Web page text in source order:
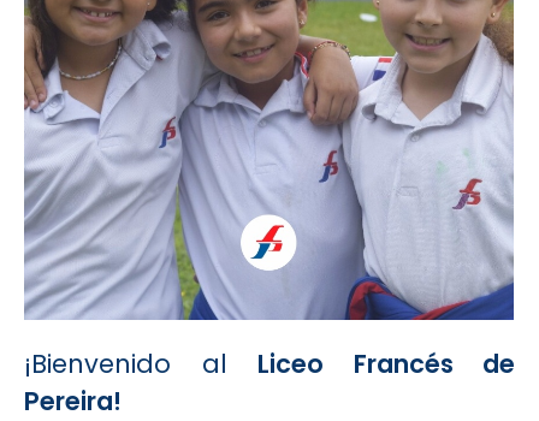
¡Bienvenido al Liceo Francés de
Pereira!